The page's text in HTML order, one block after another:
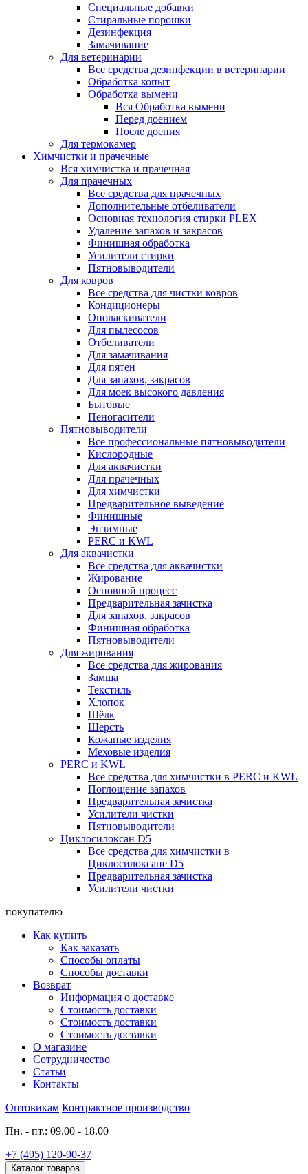
Специальные добавки
Стиральные порошки
Дезинфекция
Замачивание
Для ветеринарии
Все средства дезинфекции в ветеринарии
Обработка копыт
Обработка вымени
Вся Обработка вымени
Перед доением
После доения
Для термокамер
Химчистки и прачечные
Вся химчистка и прачечная
Для прачечных
Все средства для прачечных
Дополнительные отбеливатели
Основная технология стирки PLEX
Удаление запахов и закрасов
Финишная обработка
Усилители стирки
Пятновыводители
Для ковров
Все средства для чистки ковров
Кондиционеры
Ополаскиватели
Для пылесосов
Отбеливатели
Для замачивания
Для пятен
Для запахов, закрасов
Для моек высокого давления
Бытовые
Пеногасители
Пятновыводители
Все профессиональные пятновыводители
Кислородные
Для аквачистки
Для прачечных
Для химчистки
Предварительное выведение
Финишные
Энзимные
PERC и KWL
Для аквачистки
Все средства для аквачистки
Жирование
Основной процесс
Предварительная зачистка
Для запахов, закрасов
Финишная обработка
Пятновыводители
Для жирования
Все средства для жирования
Замша
Текстиль
Хлопок
Шёлк
Шерсть
Кожаные изделия
Меховые изделия
PERC и KWL
Все средства для химчистки в PERC и KWL
Поглощение запахов
Предварительная зачистка
Усилители чистки
Пятновыводители
Циклосилоксан D5
Все средства для химчистки в
Циклосилоксане D5
Предварительная зачистка
Усилители чистки
покупателю
Как купить
Как заказать
Способы оплаты
Способы доставки
Возврат
Информация о доставке
Стоимость доставки
Стоимость доставки
Стоимость доставки
О магазине
Сотрудничество
Статьи
Контакты
Оптовикам Контрактное производство
Пн. - пт.: 09.00 - 18.00
+7 (495) 120-90-37
Каталог товаров